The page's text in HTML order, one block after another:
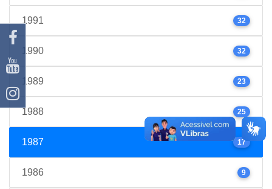
1991 32
1990 32
1989 23
1988 25
1987 17
1986 9